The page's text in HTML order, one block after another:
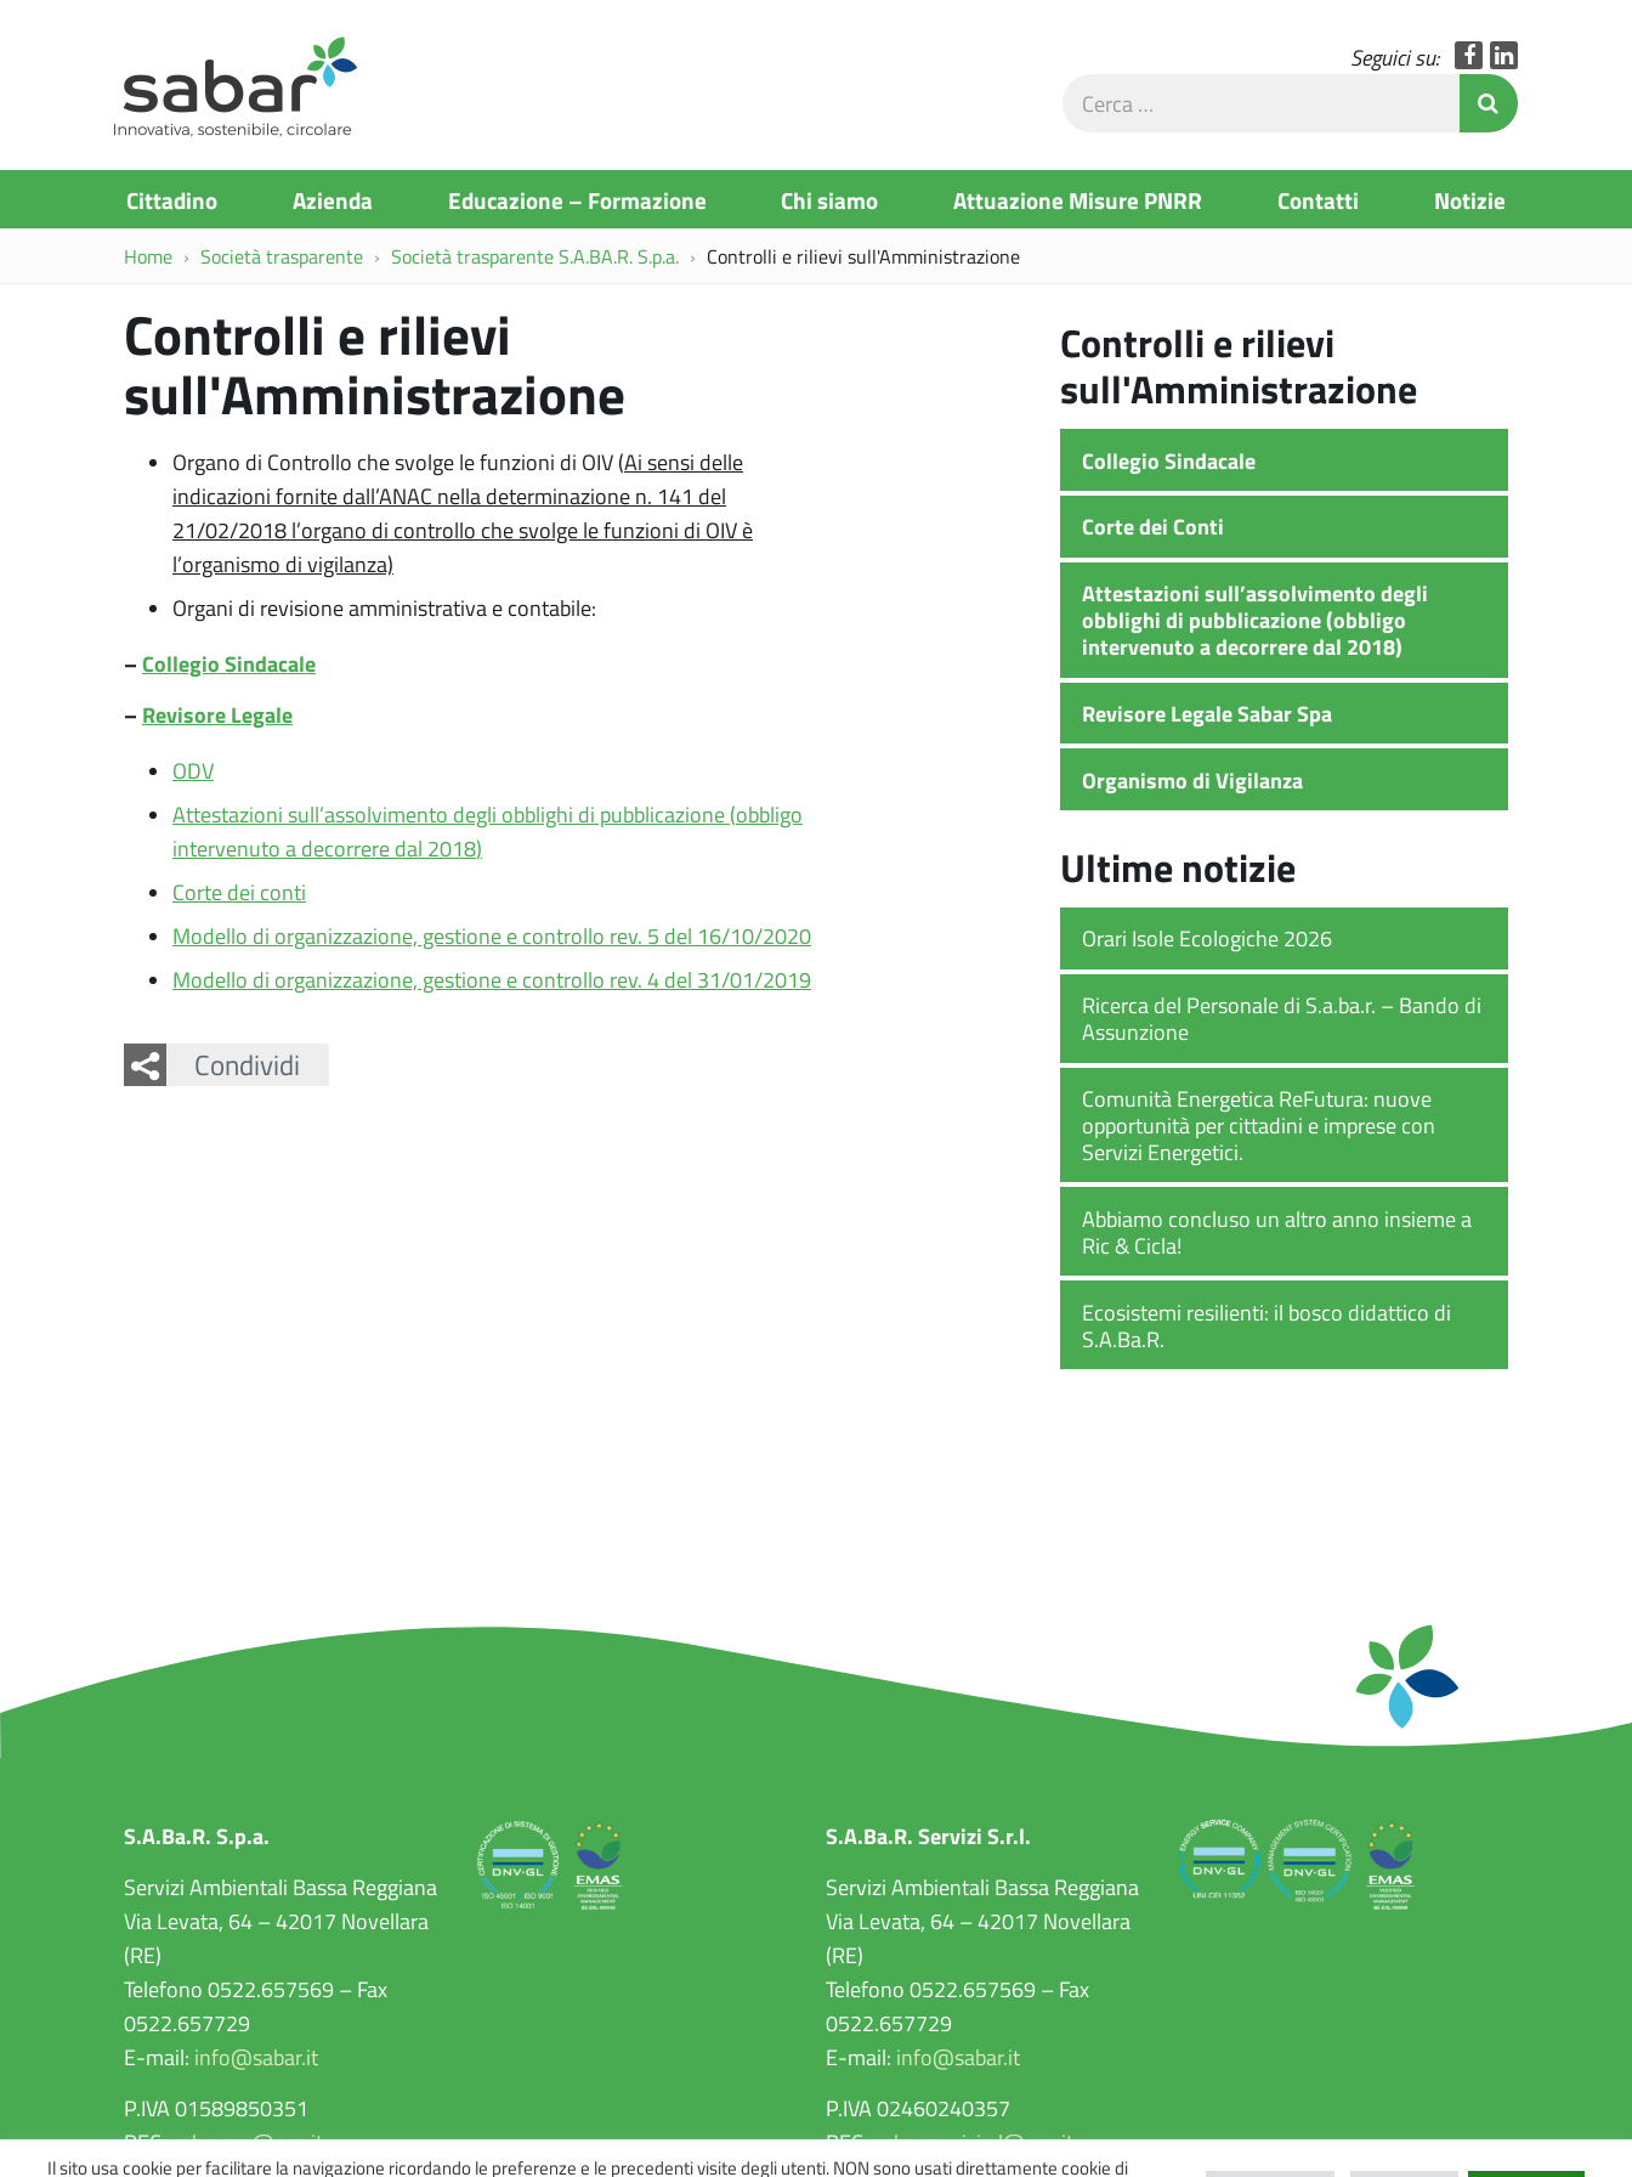
Seguici su: Facebook
Cerca
Invia Ricerca
Cittadino Azienda Educazione – Formazione Chi siamo Attuazione Misure PNRR Contatti Notizie
Home Società trasparente Società trasparente S.A.BA.R. S.p.a. Controlli e rilievi sull'Amministrazione
Controlli e rilievi
sull'Amministrazione
Organo di Controllo che svolge le funzioni di OIV (Ai sensi delle
indicazioni fornite dall’ANAC nella determinazione n. 141 del
21/02/2018 l’organo di controllo che svolge le funzioni di OIV è
l’organismo di vigilanza)
Organi di revisione amministrativa e contabile:
–Collegio Sindacale
– Revisore Legale
ODV
Attestazioni sull’assolvimento degli obblighi di pubblicazione (obbligo
intervenuto a decorrere dal 2018)
Corte dei conti
Modello di organizzazione, gestione e controllo rev. 5 del 16/10/2020
Modello di organizzazione, gestione e controllo rev. 4 del 31/01/2019
Condividi
Facebook
Twitter
Controlli e rilievi
sull'Amministrazione
Collegio Sindacale
Corte dei Conti
Attestazioni sull’assolvimento degli
obblighi di pubblicazione (obbligo
intervenuto a decorrere dal 2018)
Revisore Legale Sabar Spa
Organismo di Vigilanza
Ultime notizie
Orari Isole Ecologiche 2026
Ricerca del Personale di S.a.ba.r. – Bando di
Assunzione
Comunità Energetica ReFutura: nuove
opportunità per cittadini e imprese con
Servizi Energetici.
Abbiamo concluso un altro anno insieme a
Ric & Cicla!
Ecosistemi resilienti: il bosco didattico di
S.A.Ba.R.
S.A.Ba.R. S.p.a.
Servizi Ambientali Bassa Reggiana
Via Levata, 64 – 42017 Novellara
(RE)
Telefono 0522.657569 – Fax
0522.657729
E-mail: info@sabar.it
P.IVA 01589850351
PEC:sabarspa@pec.it
S.A.Ba.R. Servizi S.r.l.
Servizi Ambientali Bassa Reggiana
Via Levata, 64 – 42017 Novellara
(RE)
Telefono 0522.657569 – Fax
0522.657729
E-mail: info@sabar.it
P.IVA 02460240357
PEC:sabarservizisrl@pec.it
Il sito usa cookie per facilitare la navigazione ricordando le preferenze e le precedenti visite degli utenti. NON sono usati direttamente cookie di